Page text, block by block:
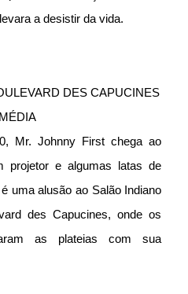
a desistir da vida.
DES CAPUCINES
Mr. Johnny First chega ao
projetor e algumas latas de
uma alusão ao Salão Indiano
des Capucines, onde os
as plateias com sua